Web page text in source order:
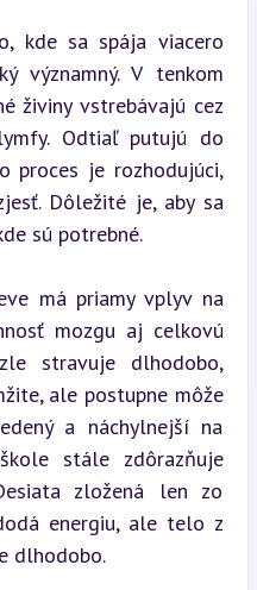
kde sa spája viacero
významný. V tenkom
živiny vstrebávajú cez
Odtiaľ putujú do
proces je rozhodujúci,
Dôležité je, aby sa
sú potrebné.
má priamy vplyv na
mozgu aj celkovú
stravuje dlhodobo,
ale postupne môže
a náchylnejší na
stále zdôrazňuje
zložená len zo
energiu, ale telo z
dlhodobo.